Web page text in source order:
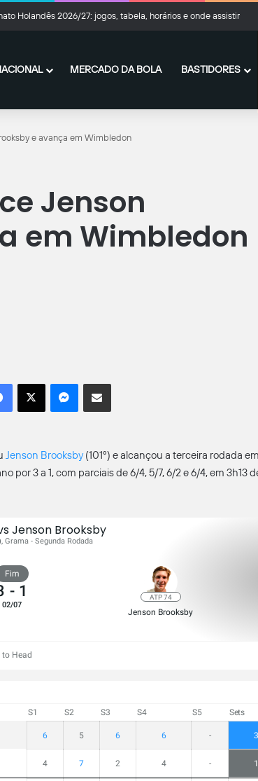
Holandês 2026/27: jogos, tabela, horários e onde assistir
MERCADO DA BOLA BASTIDORES
e avança em Wimbledon
Jenson
em Wimbledon
Facebook
X MessengerCompartilhar por e-mail
Jenson Brooksby(101º) e alcançou a terceira rodada em
por 3 a 1, com parciais de 6/4, 5/7, 6/2 e 6/4, em 3h13
Jenson Brooksby
Grama - Segunda Rodada
Fim
- 1
02/07
ATP 74
Jenson Brooksby
to Head
S1 S2 S3 S4 S5 Sets
6 5 6 6 - 3
4 7 2 4 - 1